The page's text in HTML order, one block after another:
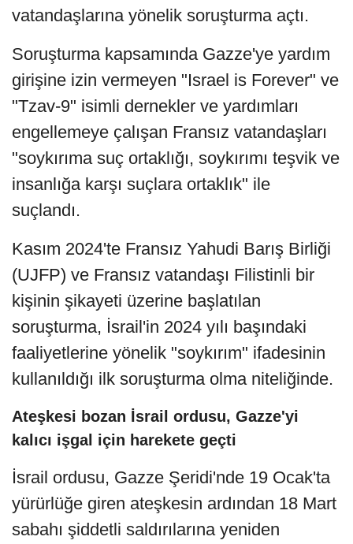
vatandaşlarına yönelik soruşturma açtı.
Soruşturma kapsamında Gazze'ye yardım
girişine izin vermeyen "Israel is Forever" ve
"Tzav-9" isimli dernekler ve yardımları
engellemeye çalışan Fransız vatandaşları
"soykırıma suç ortaklığı, soykırımı teşvik ve
insanlığa karşı suçlara ortaklık" ile
suçlandı.
Kasım 2024'te Fransız Yahudi Barış Birliği
(UJFP) ve Fransız vatandaşı Filistinli bir
kişinin şikayeti üzerine başlatılan
soruşturma, İsrail'in 2024 yılı başındaki
faaliyetlerine yönelik "soykırım" ifadesinin
kullanıldığı ilk soruşturma olma niteliğinde.
Ateşkesi bozan İsrail ordusu, Gazze'yi
kalıcı işgal için harekete geçti
İsrail ordusu, Gazze Şeridi'nde 19 Ocak'ta
yürürlüğe giren ateşkesin ardından 18 Mart
sabahı şiddetli saldırılarına yeniden